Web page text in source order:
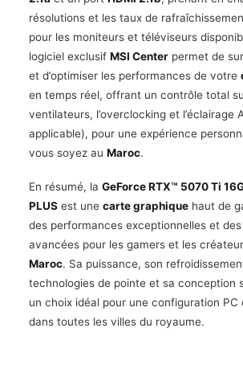
résolutions et les taux de
pour les moniteurs et téléviseurs
logiciel exclusif MSI Center permet de
et d’optimiser les performances de votre
en temps réel, offrant un contrôle total
ventilateurs, l’overclocking et l’éclairage
applicable), pour une expérience
vous soyez au Maroc.
En résumé, la GeForce RTX™ 5070 Ti
PLUS est une carte graphique haut de
des performances exceptionnelles et
avancées pour les gamers et les
Maroc. Sa puissance, son
technologies de pointe et sa conception
un choix idéal pour une configuration PC
dans toutes les villes du royaume.